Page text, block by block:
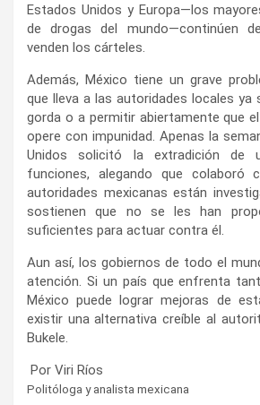
Estados Unidos y Europa—los
de drogas del mundo—continúen
venden los cárteles.
Además, México tiene un grave
que lleva a las autoridades locales ya
gorda o a permitir abiertamente que
opere con impunidad. Apenas la
Unidos solicitó la extradición de
funciones, alegando que colaboró
autoridades mexicanas están
sostienen que no se les han
suficientes para actuar contra él.
Aun así, los gobiernos de todo el
atención. Si un país que enfrenta
México puede lograr mejoras de
existir una alternativa creíble al
Bukele.
Por Viri Ríos
Politóloga y analista mexicana